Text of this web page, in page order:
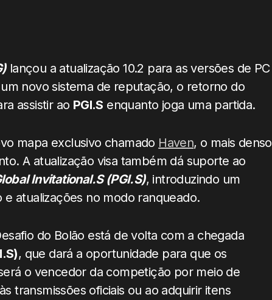
lançou a atualização 10.2 para as versões de PC
novo sistema de reputação, o retorno do
assistir ao PGI.S enquanto joga uma partida.
mapa exclusivo chamado Haven, o mais denso
A atualização visa também dá suporte ao
Invitational.S (PGI.S), introduzindo um
atualizações no modo ranqueado.
do Bolão está de volta com a chegada
, que dará a oportunidade para que os
o vencedor da competição por meio de
transmissões oficiais ou ao adquirir itens